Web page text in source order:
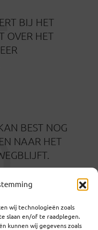
wij technologieën zoals
slaan en/of te raadplegen.
kunnen wij gegevens zoals
BIJ HET
OVER HET
BEST NOG
NAAR HET